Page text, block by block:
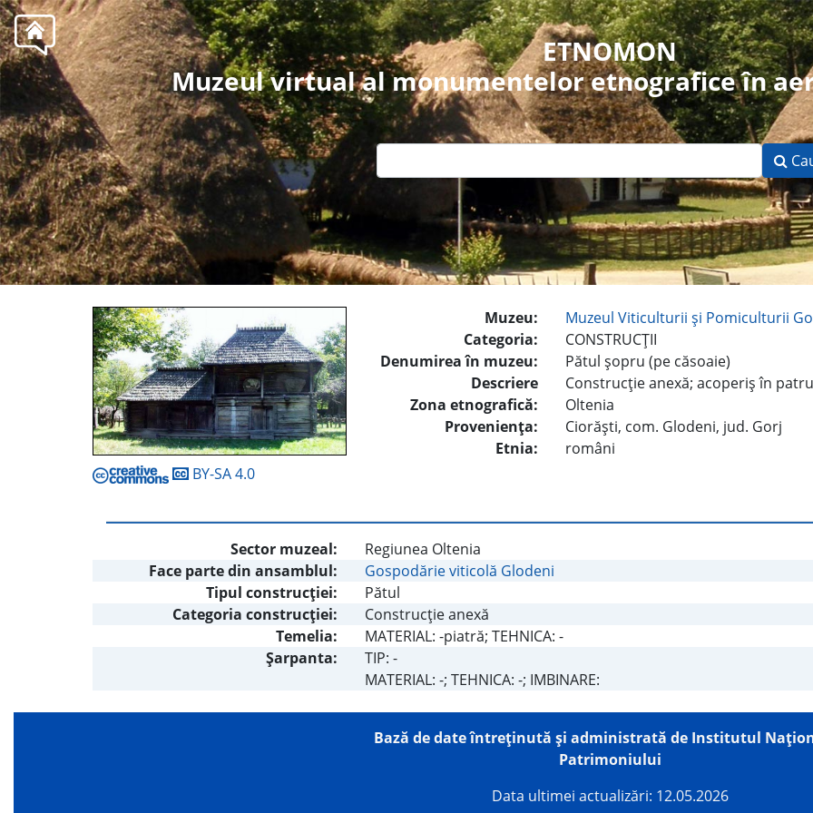
ETNOMON
Muzeul virtual al monumentelor etnografice în
BY-SA 4.0
Muzeu:
Muzeul Viticulturii şi Pomiculturii
Categoria:
CONSTRUCŢII
Denumirea în muzeu:
Pătul şopru (pe căsoaie)
Descriere
Construcţie anexă; acoperiş în
Zona etnografică:
Oltenia
Provenienţa:
Ciorăşti, com. Glodeni, jud. Gorj
Etnia:
români
Sector muzeal:
Regiunea Oltenia
Face parte din ansamblul:
Gospodărie viticolă Glodeni
Tipul construcţiei:
Pătul
Categoria construcţiei:
Construcţie anexă
Temelia:
MATERIAL: -piatră; TEHNICA: -
Şarpanta:
TIP: -
MATERIAL: -; TEHNICA: -; IMBINARE:
Bază de date întreţinută şi administrată de Institutul
Patrimoniului
Data ultimei actualizări: 12.05.2026